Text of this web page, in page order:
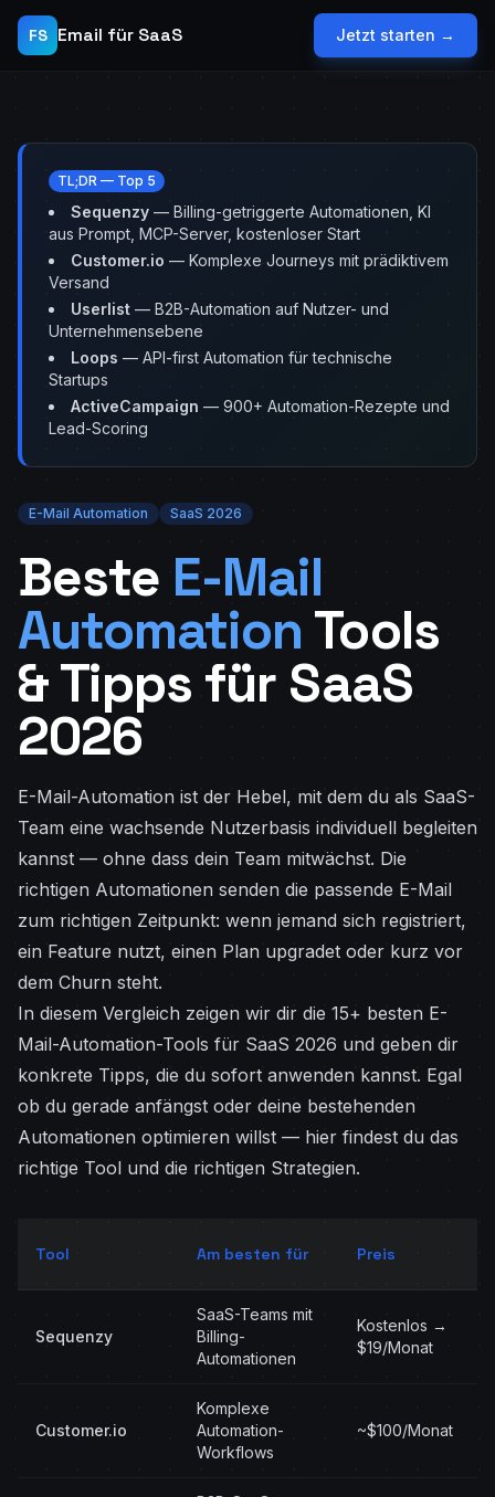
FS Email für SaaS Jetzt starten →
TL;DR — Top 5
Sequenzy — Billing-getriggerte Automationen, KI
aus Prompt, MCP-Server, kostenloser Start
Customer.io — Komplexe Journeys mit prädiktivem
Versand
Userlist — B2B-Automation auf Nutzer- und
Unternehmensebene
Loops — API-first Automation für technische
Startups
ActiveCampaign — 900+ Automation-Rezepte und
Lead-Scoring
E-Mail Automation SaaS 2026
Beste E-Mail
Automation Tools
& Tipps für SaaS
2026
E-Mail-Automation ist der Hebel, mit dem du als SaaS-
Team eine wachsende Nutzerbasis individuell begleiten
kannst — ohne dass dein Team mitwächst. Die
richtigen Automationen senden die passende E-Mail
zum richtigen Zeitpunkt: wenn jemand sich registriert,
ein Feature nutzt, einen Plan upgradet oder kurz vor
dem Churn steht.
In diesem Vergleich zeigen wir dir die 15+ besten E-
Mail-Automation-Tools für SaaS 2026 und geben dir
konkrete Tipps, die du sofort anwenden kannst. Egal
ob du gerade anfängst oder deine bestehenden
Automationen optimieren willst — hier findest du das
richtige Tool und die richtigen Strategien.
Tool Am besten für Preis
Sequenzy
SaaS-Teams mit
Billing-
Automationen
Kostenlos →
$19/Monat
Customer.io
Komplexe
Automation-
Workflows
~$100/Monat